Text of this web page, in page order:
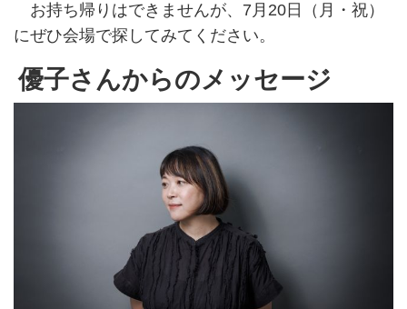
お持ち帰りはできませんが、7月20日（月・祝）
にぜひ会場で探してみてください。
優子さんからのメッセージ